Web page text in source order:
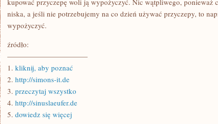
kupować przyczepę woli ją wypożyczyć. Nic wątpliwego, ponieważ
niska, a jeśli nie potrzebujemy na co dzień używać przyczepy, to
wypożyczyć.
źródło:
———————————
1. kliknij, aby poznać
2. http://simons-it.de
3. przeczytaj wszystko
4. http://sinuslaeufer.de
5. dowiedz się więcej